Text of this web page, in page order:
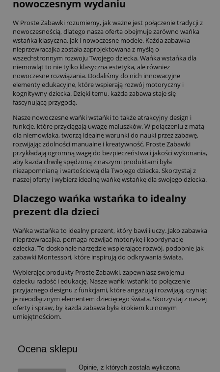
nowoczesnym wydaniu
W Proste Zabawki rozumiemy, jak ważne jest połączenie tradycji z
nowoczesnością, dlatego nasza oferta obejmuje zarówno wańka
wstańka klasyczna, jak i nowoczesne modele. Każda zabawka
nieprzewracajka została zaprojektowana z myślą o
wszechstronnym rozwoju Twojego dziecka. Wańka wstańka dla
niemowląt to nie tylko klasyczna estetyka, ale również
nowoczesne rozwiązania. Dodaliśmy do nich innowacyjne
elementy edukacyjne, które wspierają rozwój motoryczny i
kognitywny dziecka. Dzięki temu, każda zabawa staje się
fascynującą przygodą.
Nasze nowoczesne wańki wstańki to także atrakcyjny design i
funkcje, które przyciągają uwagę maluszków. W połączeniu z matą
dla niemowlaka, tworzą idealne warunki do nauki przez zabawę,
rozwijając zdolności manualne i kreatywność. Proste Zabawki
przykładają ogromną wagę do bezpieczeństwa i jakości wykonania,
aby każda chwilę spędzoną z naszymi produktami była
niezapomnianą i wartościową dla Twojego dziecka. Skorzystaj z
naszej oferty i wybierz idealną wańkę wstańkę dla swojego dziecka.
Dlaczego wańka wstańka to idealny
prezent dla dzieci
Wańka wstańka to idealny prezent, który bawi i uczy. Jako zabawka
nieprzewracajka, pomaga rozwijać motorykę i koordynację
dziecka. To doskonałe narzędzie wspierające rozwój, podobnie jak
zabawki Montessori, które inspirują do odkrywania świata.
Wybierając produkty Proste Zabawki, zapewniasz swojemu
dziecku radość i edukację. Nasze wańki wstańki to połączenie
przyjaznego designu z funkcjami, które angażują i rozwijają, czyniąc
je nieodłącznym elementem dziecięcego świata. Skorzystaj z naszej
oferty i spraw, by każda zabawa była krokiem ku nowym
umiejętnościom.
Ocena sklepu
Opinie, z których została wyliczona